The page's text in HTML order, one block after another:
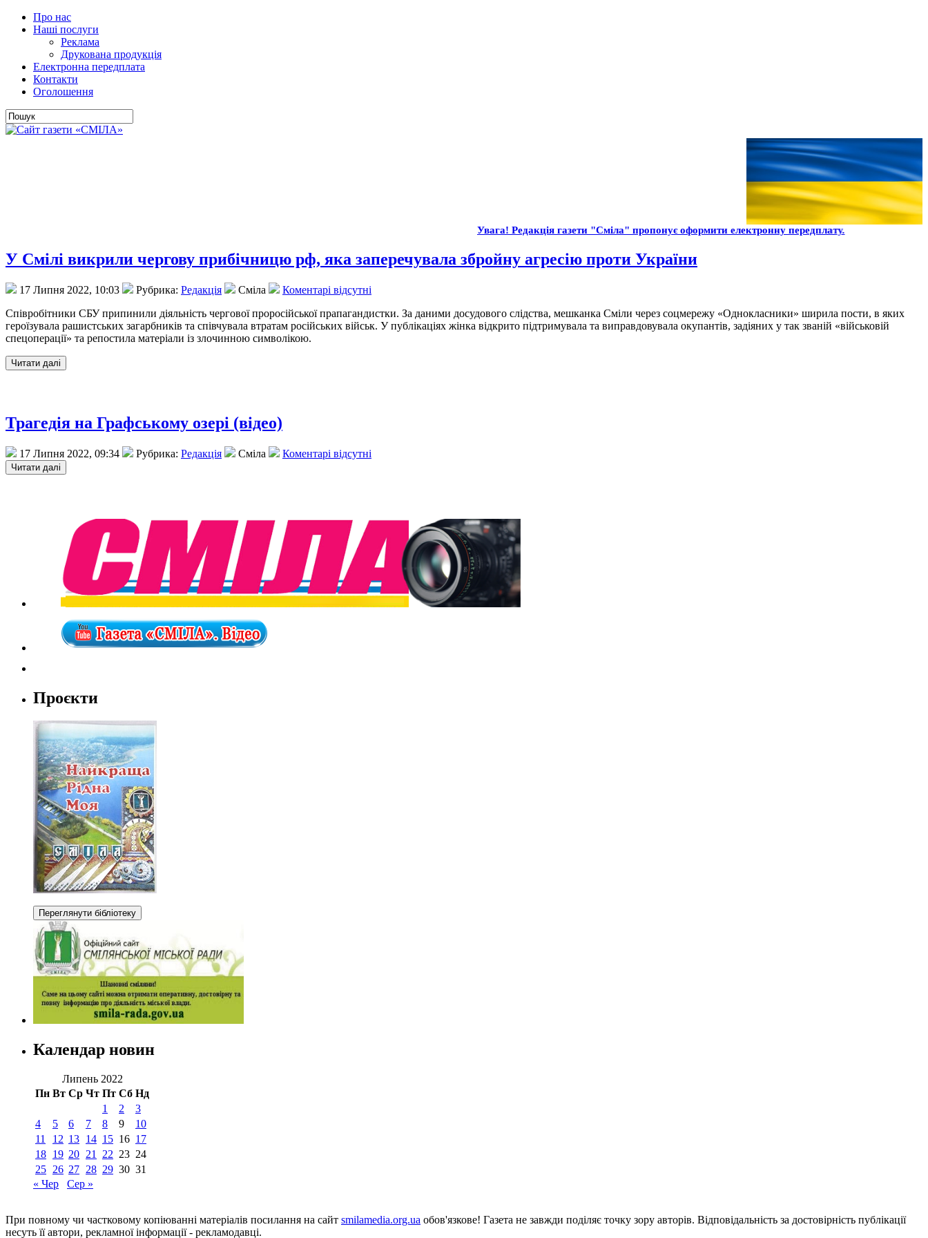
Про нас
Наші послуги
Реклама
Друкована продукція
Електронна передплата
Контакти
Оголошення
Увага! Редакція газети "Сміла" пропонує оформити електронну передплату.
У Смілі викрили чергову прибічницю рф, яка заперечувала збройну агресію проти України
17 Липня 2022, 10:03 Рубрика: Редакція Сміла
Коментарі відсутні
Співробітники СБУ припинили діяльність чергової проросійської прапагандистки. За даними досудового слідства, мешканка Сміли через соцмережу «Однокласники» ширила пости, в яких
героїзувала рашистських загарбників та співчувала втратам російських військ. У публікаціях жінка відкрито підтримувала та виправдовувала окупантів, задіяних у так званій «військовій
спецоперації» та репостила матеріали із злочинною символікою.
Трагедія на Графському озері (відео)
17 Липня 2022, 09:34 Рубрика: Редакція Сміла Коментарі відсутні
Проєкти
Календар новин
Липень 2022
Пн Вт Ср Чт Пт Сб Нд
1
2
3
4
5 6 7 8 9
10
11
12 13 14 15 16 17
18 19 20 21 22 23 24
25 26 27 28 29 30 31
« Чер
Сер »
При повному чи частковому копіюванні матеріалів посилання на сайт smilamedia.org.ua обов'язкове! Газета не завжди поділяє точку зору авторів. Відповідальність за достовірність публікації
несуть її автори, рекламної інформації - рекламодавці.